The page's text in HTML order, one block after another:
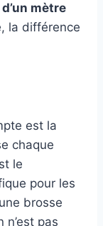
mètre
la différence
est la
chaque
le
pour les
brosse
pas